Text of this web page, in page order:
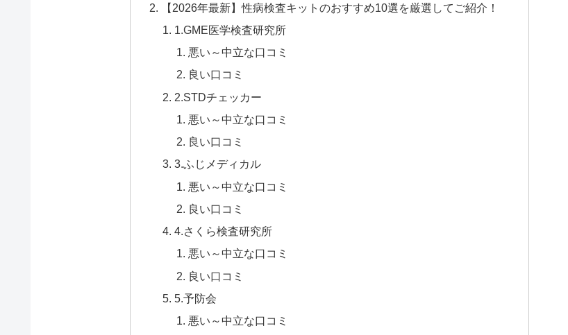
【2026年最新】性病検査キットのおすすめ10選を厳選してご紹介！
1.GME医学検査研究所
悪い～中立な口コミ
良い口コミ
2.STDチェッカー
悪い～中立な口コミ
良い口コミ
3.ふじメディカル
悪い～中立な口コミ
良い口コミ
4.さくら検査研究所
悪い～中立な口コミ
良い口コミ
5.予防会
悪い～中立な口コミ